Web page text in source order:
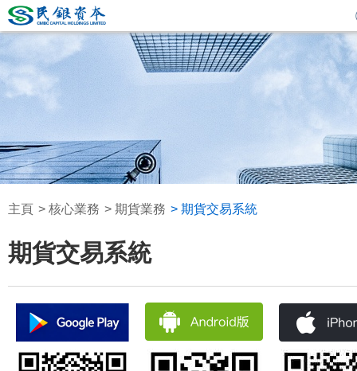
主頁 核心業務 期貨業務 期貨交易系統
期貨交易系統